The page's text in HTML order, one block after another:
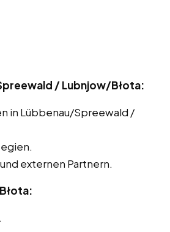
/ Lubnjow/Błota:
in Lübbenau/Spreewald /
externen Partnern.